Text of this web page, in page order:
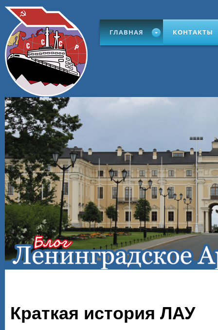
ГЛАВНАЯ КОНТАКТЫ
Краткая история ЛАУ